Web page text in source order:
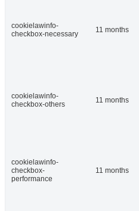
cookielawinfo-
checkbox-necessary
11 months
cookielawinfo-
checkbox-others
11 months
cookielawinfo-
checkbox-
performance
11 months